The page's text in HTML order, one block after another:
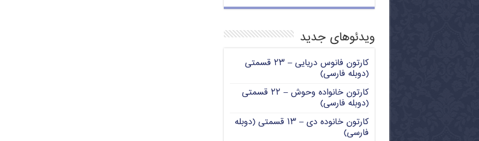
ویدئوهای جدید
کارتون فانوس دریایی – ۲۳ قسمتی
(دوبله فارسی)
کارتون خانواده وحوش – ۲۲ قسمتی
(دوبله فارسی)
کارتون خانوده دی – ۱۳ قسمتی (دوبله
فارسی)